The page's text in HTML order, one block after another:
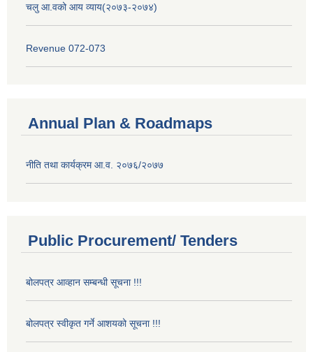
चलु आ.वको आय व्याय(२०७३-२०७४)
Revenue 072-073
Annual Plan & Roadmaps
नीति तथा कार्यक्रम आ.व. २०७६/२०७७
Public Procurement/ Tenders
बोलपत्र आव्हान सम्बन्धी सूचना !!!
बोलपत्र स्वीकृत गर्ने आशयको सूचना !!!